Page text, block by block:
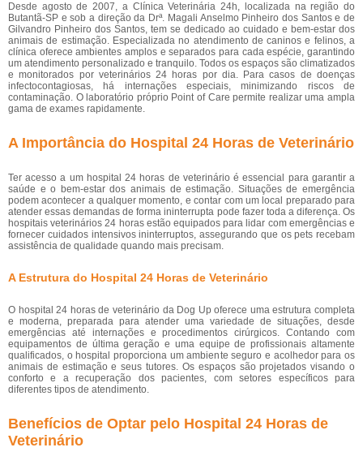
Desde agosto de 2007, a Clínica Veterinária 24h, localizada na região do
Butantã-SP e sob a direção da Drª. Magali Anselmo Pinheiro dos Santos e de
Gilvandro Pinheiro dos Santos, tem se dedicado ao cuidado e bem-estar dos
animais de estimação. Especializada no atendimento de caninos e felinos, a
clínica oferece ambientes amplos e separados para cada espécie, garantindo
um atendimento personalizado e tranquilo. Todos os espaços são climatizados
e monitorados por veterinários 24 horas por dia. Para casos de doenças
infectocontagiosas, há internações especiais, minimizando riscos de
contaminação. O laboratório próprio Point of Care permite realizar uma ampla
gama de exames rapidamente.
A Importância do Hospital 24 Horas de Veterinário
Ter acesso a um hospital 24 horas de veterinário é essencial para garantir a
saúde e o bem-estar dos animais de estimação. Situações de emergência
podem acontecer a qualquer momento, e contar com um local preparado para
atender essas demandas de forma ininterrupta pode fazer toda a diferença. Os
hospitais veterinários 24 horas estão equipados para lidar com emergências e
fornecer cuidados intensivos ininterruptos, assegurando que os pets recebam
assistência de qualidade quando mais precisam.
A Estrutura do Hospital 24 Horas de Veterinário
O hospital 24 horas de veterinário da Dog Up oferece uma estrutura completa
e moderna, preparada para atender uma variedade de situações, desde
emergências até internações e procedimentos cirúrgicos. Contando com
equipamentos de última geração e uma equipe de profissionais altamente
qualificados, o hospital proporciona um ambiente seguro e acolhedor para os
animais de estimação e seus tutores. Os espaços são projetados visando o
conforto e a recuperação dos pacientes, com setores específicos para
diferentes tipos de atendimento.
Benefícios de Optar pelo Hospital 24 Horas de
Veterinário